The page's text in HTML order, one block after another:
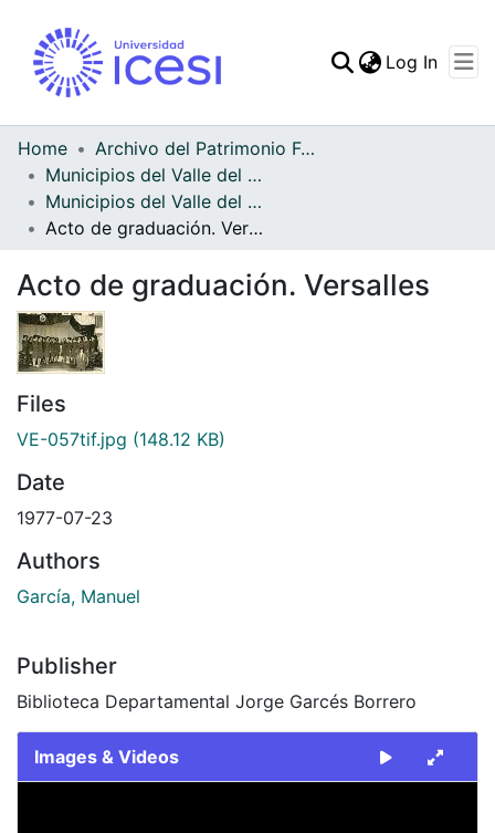
Log In
Home
Archivo del Patrimonio Fotográfico y Fílmico del Valle del Cauca
Municipios del Valle del Cauca
Municipios del Valle del Cauca
Acto de graduación. Versalles
Acto de graduación. Versalles
Files
VE-057tif.jpg (148.12 KB)
Date
1977-07-23
Authors
García, Manuel
Publisher
Biblioteca Departamental Jorge Garcés Borrero
Images & Videos